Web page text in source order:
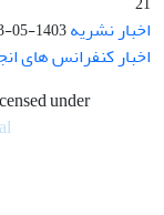
اخبار نشریه1403-05-03
اخبار کنفرانس های
under